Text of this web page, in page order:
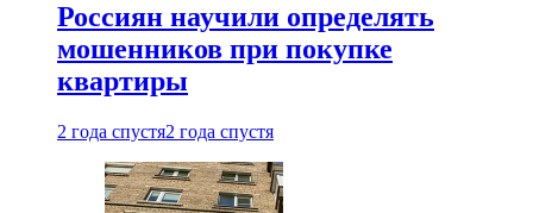
Россиян научили определять
мошенников при покупке
квартиры
2 года спустя2 года спустя